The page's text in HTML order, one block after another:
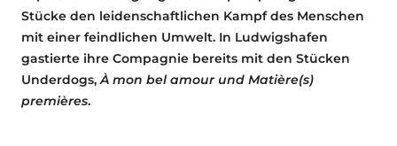
Stücke den leidenschaftlichen Kampf des Menschen
mit einer feindlichen Umwelt. In Ludwigshafen
gastierte ihre Compagnie bereits mit den Stücken
Underdogs,À mon bel amour und Matière(s)
premières.